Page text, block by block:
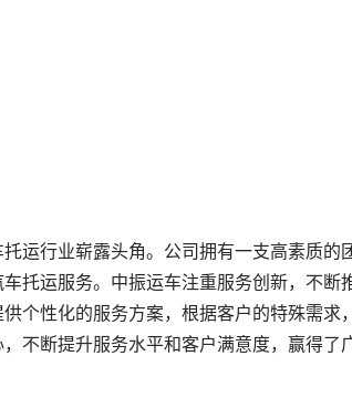
运行业崭露头角。公司拥有一支高素质的
托运服务。中振运车注重服务创新，不断
个性化的服务方案，根据客户的特殊需求
不断提升服务水平和客户满意度，赢得了